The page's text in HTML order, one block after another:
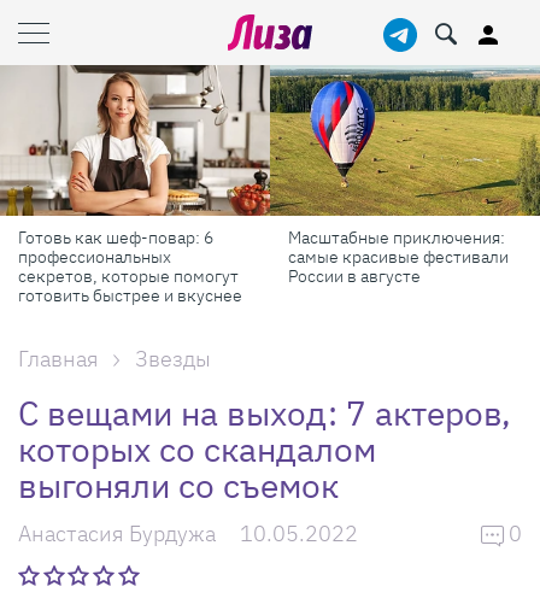
Масштабные приключения:
самые красивые фестивали
России в августе
Лизабокс: набор самых
нужных косметических
продуктов
Главная Звезды
С вещами на выход: 7 актеров,
которых со скандалом
выгоняли со съемок
Анастасия Бурдужа 10.05.2022 0